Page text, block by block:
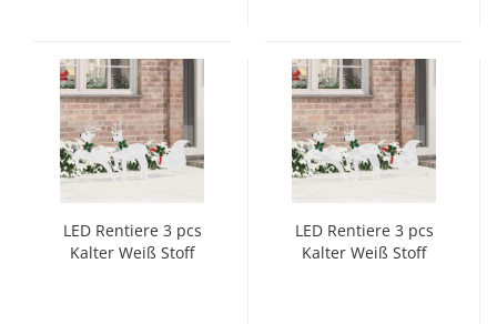
LED Rentiere 3 pcs
Kalter Weiß Stoff
LED Rentiere 3 pcs
Kalter Weiß Stoff